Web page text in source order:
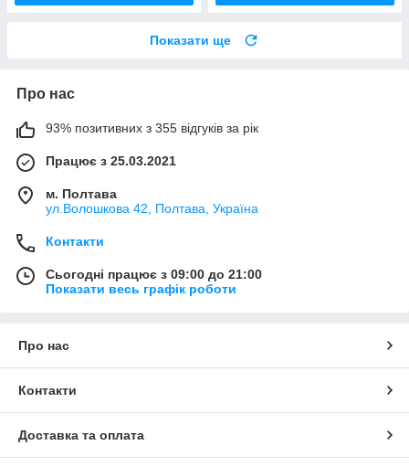
Показати ще
Про нас
93% позитивних з 355 відгуків за рік
Працює з 25.03.2021
м. Полтава
ул.Волошкова 42, Полтава, Україна
Контакти
Сьогодні працює з 09:00 до 21:00
Показати весь графік роботи
Про нас
Контакти
Доставка та оплата